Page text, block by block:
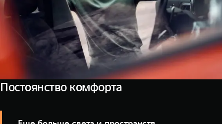
Постоянство комфорта